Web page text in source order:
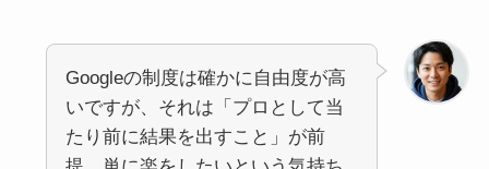
Googleの制度は確かに自由度が高
いですが、それは「プロとして当
たり前に結果を出すこと」が前